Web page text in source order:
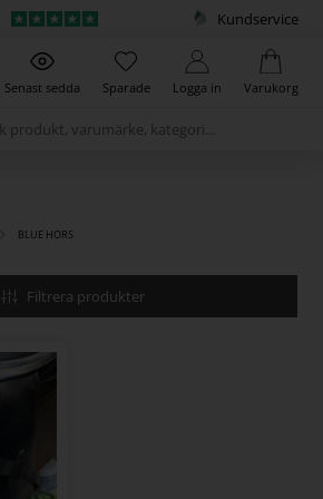
Kundservice
Senast sedda Sparade Logga in Varukorg
BLUE HORS
Filtrera produkter